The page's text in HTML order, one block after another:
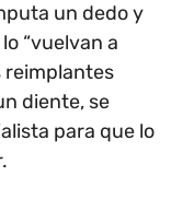
un dedo y
“vuelvan a
reimplantes
diente, se
para que lo